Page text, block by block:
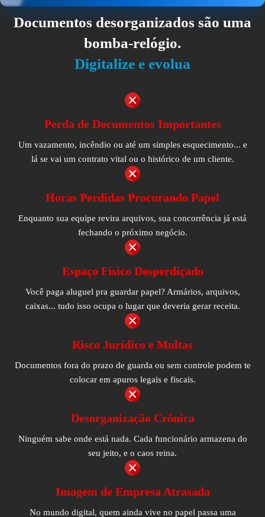
Documentos desorganizados são uma
bomba-relógio.
Digitalize e evolua
Perda de Documentos Importantes
Um vazamento, incêndio ou até um simples esquecimento... e
lá se vai um contrato vital ou o histórico de um cliente.
Horas Perdidas Procurando Papel
Enquanto sua equipe revira arquivos, sua concorrência já está
fechando o próximo negócio.
Espaço Físico Desperdiçado
Você paga aluguel pra guardar papel? Armários, arquivos,
caixas... tudo isso ocupa o lugar que deveria gerar receita.
Risco Jurídico e Multas
Documentos fora do prazo de guarda ou sem controle podem te
colocar em apuros legais e fiscais.
Desorganização Crônica
Ninguém sabe onde está nada. Cada funcionário armazena do
seu jeito, e o caos reina.
Imagem de Empresa Atrasada
No mundo digital, quem ainda vive no papel passa uma